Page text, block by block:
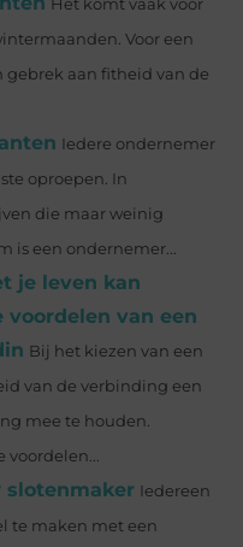
Het komt vaak voor
Voor een
aan fitheid van de
Iedere ondernemer
oproepen. In
die maar weinig
is een ondernemer...
je leven kan
van een
Bij het kiezen van een
van de verbinding een
mee te houden.
slotenmaker Iedereen
te maken met een